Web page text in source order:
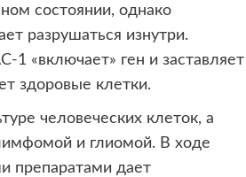
состоянии, однако
разрушаться изнутри.
1 «включает» ген и заставляет
здоровые клетки.
человеческих клеток, а
и глиомой. В ходе
препаратами дает